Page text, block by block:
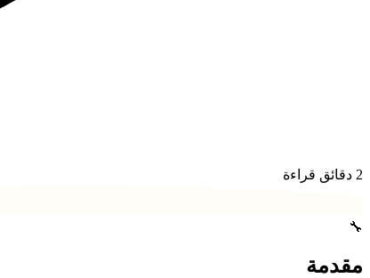
2 دقائق قراءة
🔧
مقدمة